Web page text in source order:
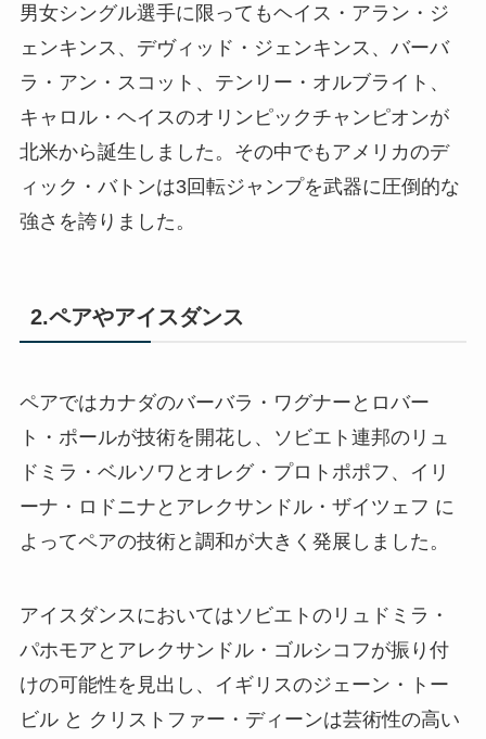
男女シングル選手に限ってもヘイス・アラン・ジ
ェンキンス、デヴィッド・ジェンキンス、バーバ
ラ・アン・スコット、テンリー・オルブライト、
キャロル・ヘイスのオリンピックチャンピオンが
北米から誕生しました。その中でもアメリカのデ
ィック・バトンは3回転ジャンプを武器に圧倒的な
強さを誇りました。
2.ペアやアイスダンス
ペアではカナダのバーバラ・ワグナーとロバー
ト・ポールが技術を開花し、ソビエト連邦のリュ
ドミラ・ベルソワとオレグ・プロトポポフ、イリ
ーナ・ロドニナとアレクサンドル・ザイツェフ に
よってペアの技術と調和が大きく発展しました。
アイスダンスにおいてはソビエトのリュドミラ・
パホモアとアレクサンドル・ゴルシコフが振り付
けの可能性を見出し、イギリスのジェーン・トー
ビル と クリストファー・ディーンは芸術性の高い